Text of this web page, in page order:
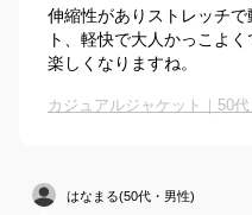
伸縮性がありストレッチ
ト、軽快で大人かっこよ
楽しくなりますね。
はなまる(50代・男性)